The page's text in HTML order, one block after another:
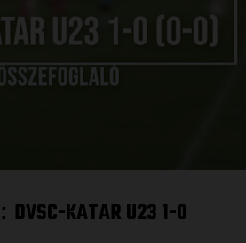
: DVSC-KATAR U23 1-0